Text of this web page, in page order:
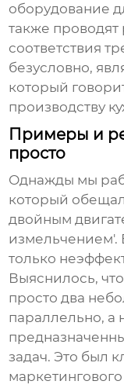
оборудование
также
соответствия
безусловно,
который
производству
Примеры и
просто
Однажды мы
который
двойным
измельчением'.
только
Выяснилось,
просто два
параллельно, а
задач. Это был